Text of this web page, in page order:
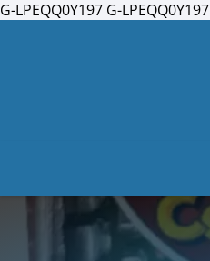
G-LPEQQ0Y197 G-LPEQQ0Y197